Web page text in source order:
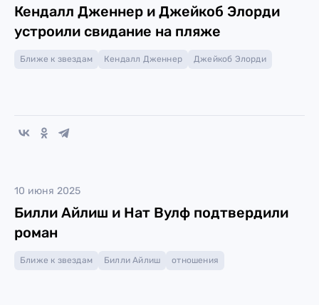
Кендалл Дженнер и Джейкоб Элорди
устроили свидание на пляже
Ближе к звездам Кендалл Дженнер Джейкоб Элорди
10 июня 2025
Билли Айлиш и Нат Вулф подтвердили
роман
Ближе к звездам Билли Айлиш отношения